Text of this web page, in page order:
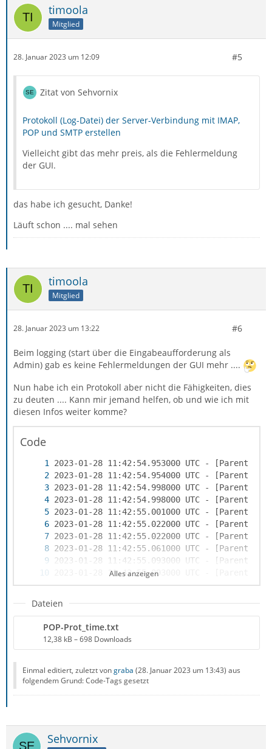
timoola
Mitglied
28. Januar 2023 um 12:09 #5
Zitat von Sehvornix
Protokoll (Log-Datei) der Server-Verbindung mit IMAP,
POP und SMTP erstellen
Vielleicht gibt das mehr preis, als die Fehlermeldung
der GUI.
das habe ich gesucht, Danke!
Läuft schon .... mal sehen
timoola
Mitglied
28. Januar 2023 um 13:22 #6
Beim logging (start über die Eingabeaufforderung als
Admin) gab es keine Fehlermeldungen der GUI mehr ....
Nun habe ich ein Protokoll aber nicht die Fähigkeiten, dies
zu deuten .... Kann mir jemand helfen, ob und wie ich mit
diesen Infos weiter komme?
Code
Alles anzeigen
Dateien
POP-Prot_time.txt
12,38 kB – 698 Downloads
Einmal editiert, zuletzt vongraba (28. Januar 2023 um 13:43) aus
folgendem Grund: Code-Tags gesetzt
Sehvornix